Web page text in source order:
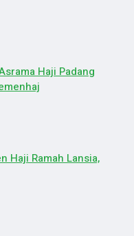
Haji Padang
Haji Ramah Lansia,